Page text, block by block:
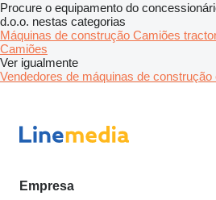
Procure o equipamento do
d.o.o. nestas categorias
Máquinas de construção Camiões
Camiões
Ver igualmente
Vendedores de máquinas de
Empresa